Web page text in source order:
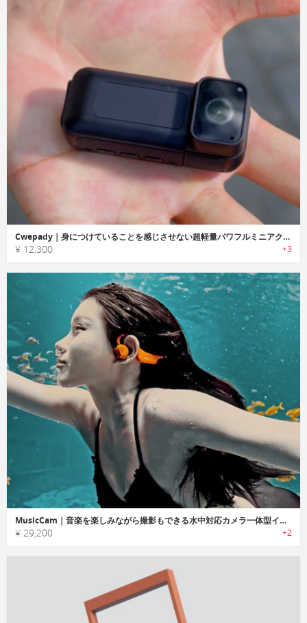
Cwepady｜身につけていることを感じさせない超軽量パワフルミニアクションカメラ
¥ 12,300 +3
MusicCam｜音楽を楽しみながら撮影もできる水中対応カメラ一体型イヤホン
¥ 29,200 +2